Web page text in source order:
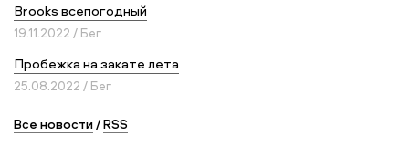
Brooks всепогодный
19.11.2022 / Бег
Пробежка на закате лета
25.08.2022 / Бег
Все новости/RSS